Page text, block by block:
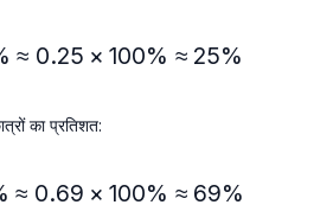
\frac{21}{83} × 100\% ≈
≈ 0.25 × 100% ≈ 25%
का प्रतिशत:
\frac{57}{83} × 100\% ≈
≈ 0.69 × 100% ≈ 69%